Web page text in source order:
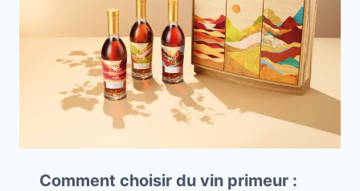
Comment choisir du vin primeur :